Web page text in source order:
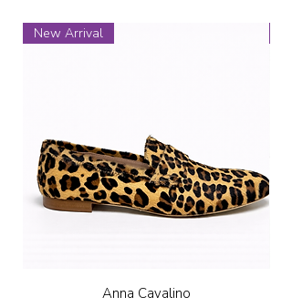
New Arrival
Anna Cavalino